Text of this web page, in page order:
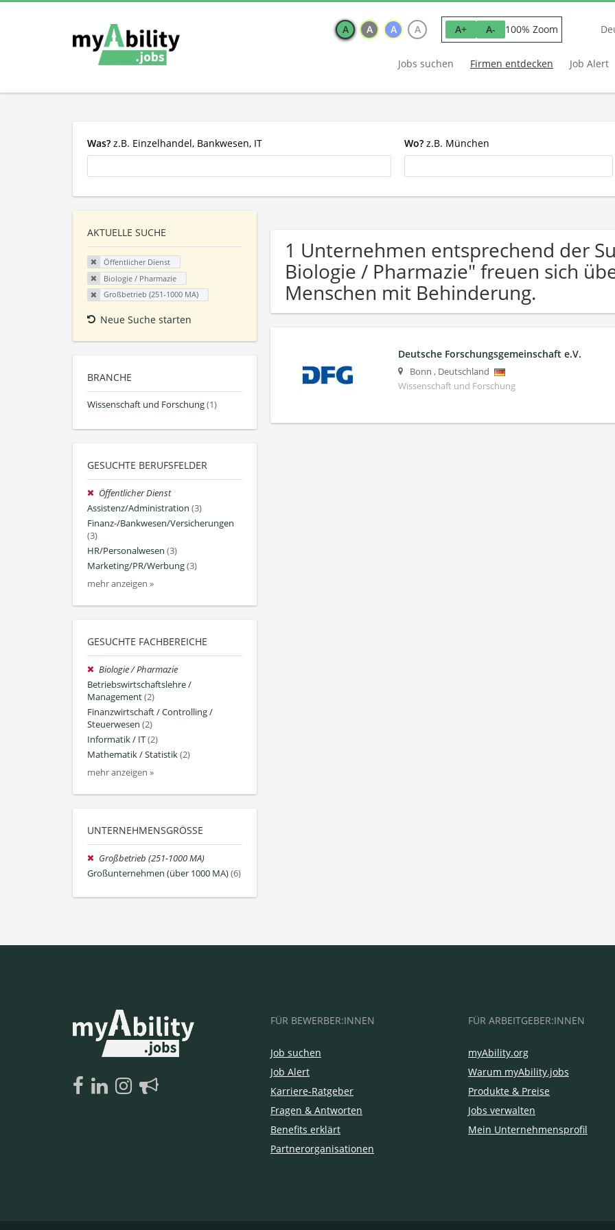
A A A A A+ A- 100% Zoom
Jobs suchen Firmen entdecken Job Alert
Was? z.B. Einzelhandel, Bankwesen, IT Wo? z.B. München
AKTUELLE SUCHE
Öffentlicher Dienst
Biologie / Pharmazie
Großbetrieb (251-1000 MA)
Neue Suche starten
BRANCHE
Wissenschaft und Forschung(1)
GESUCHTE BERUFSFELDER
Öffentlicher Dienst
Assistenz/Administration (3)
Finanz-/Bankwesen/Versicherungen
(3)
HR/Personalwesen (3)
Marketing/PR/Werbung(3)
mehr anzeigen »
GESUCHTE FACHBEREICHE
Biologie / Pharmazie
Betriebswirtschaftslehre /
Management(2)
Finanzwirtschaft / Controlling /
Steuerwesen (2)
Informatik / IT(2)
Mathematik / Statistik(2)
mehr anzeigen »
UNTERNEHMENSGRÖSSE
Großbetrieb (251-1000 MA)
Großunternehmen (über 1000 MA)(6)
1 Unternehmen entsprechend der
Biologie / Pharmazie" freuen sich
Menschen mit Behinderung.
Deutsche Forschungsgemeinschaft e.V.
Bonn , Deutschland
Wissenschaft und Forschung
FÜR BEWERBER:INNEN
Job suchen
Job Alert
Karriere-Ratgeber
Fragen & Antworten
Benefits erklärt
Partnerorganisationen
FÜR ARBEITGEBER:INNEN
myAbility.org
Warum myAbility.jobs
Produkte & Preise
Jobs verwalten
Mein Unternehmensprofil